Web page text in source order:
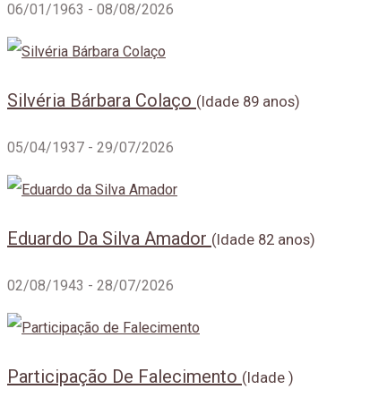
06/01/1963 - 08/08/2026
Silvéria Bárbara Colaço (Idade 89 anos)
05/04/1937 - 29/07/2026
Eduardo Da Silva Amador (Idade 82 anos)
02/08/1943 - 28/07/2026
Participação De Falecimento (Idade )